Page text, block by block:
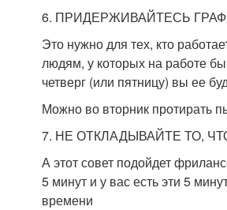
6. ПРИДЕРЖИВАЙТЕСЬ
Это нужно для тех, кто
людям, у которых на работе
четверг (или пятницу) вы ее
Можно во вторник протирать
7. НЕ ОТКЛАДЫВАЙТЕ ТО,
А этот совет подойдет
5 минут и у вас есть эти 5
времени